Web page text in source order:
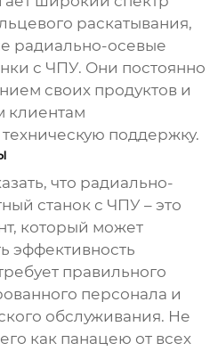
раскатывания,
радиально-осевые
с ЧПУ. Они постоянно
своих продуктов и
клиентам
поддержку.
что радиально-
станок с ЧПУ – это
который может
эффективность
правильного
персонала и
обслуживания. Не
как панацею от всех